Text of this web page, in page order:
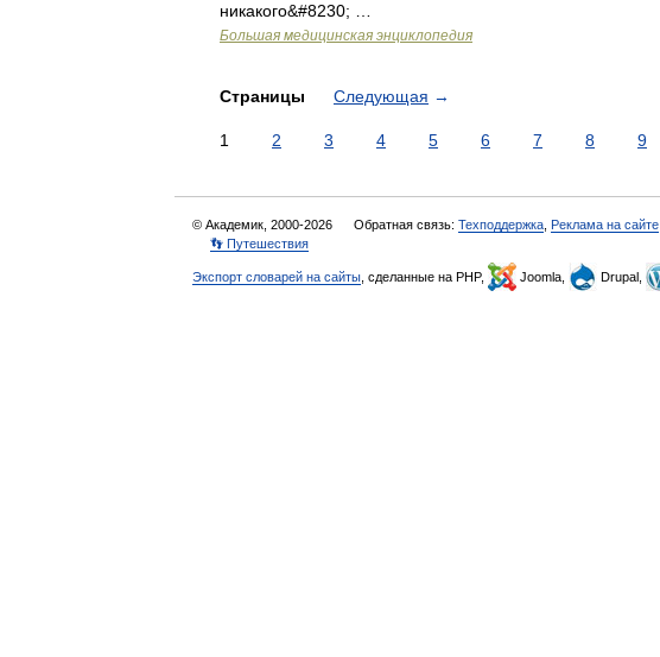
никакого&#8230; …
Большая медицинская энциклопедия
Страницы Следующая →
1 2 3 4 5 6 7 8 9
© Академик, 2000-2026 Обратная связь: Техподдержка Реклама на сайте
👣 Путешествия
Экспорт словарей на сайты , сделанные на PHP, Joomla, Drupal,